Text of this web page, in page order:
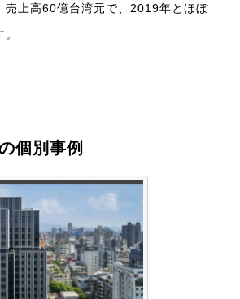
売上高60億台湾元で、2019年とほぼ
個別事例